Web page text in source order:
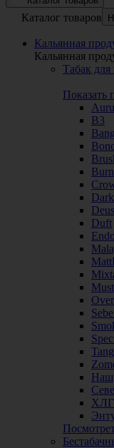
Каталог товаров
Кальянная
Кальянная
Табак для
Показать
B3
Burn
Deus
Duft
Наш